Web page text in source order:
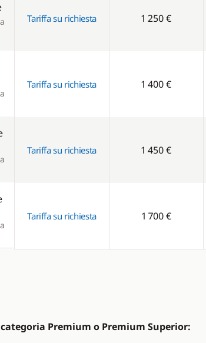
Tariffa su richiesta 1 250 €
Tariffa su richiesta 1 400 €
Tariffa su richiesta 1 450 €
Tariffa su richiesta 1 700 €
Premium o Premium Superior: